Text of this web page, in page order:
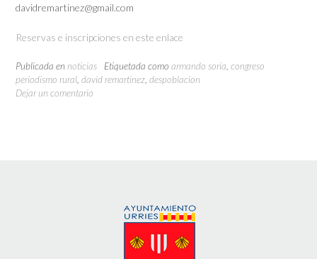
davidremartinez@gmail.com
Reservas e inscripciones en este enlace
Publicada en noticias Etiquetada como armando soria congreso
periodismo rural david remartinez despoblacion
Dejar un comentario